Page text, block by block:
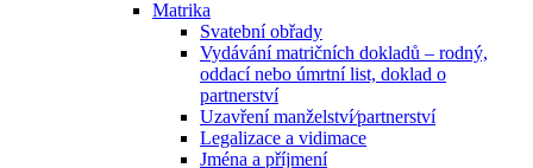
Matrika
Svatební obřady
Vydávání matričních dokladů – rodný,
oddací nebo úmrtní list, doklad o
partnerství
Uzavření manželství⁄partnerství
Legalizace a vidimace
Jména a příjmení